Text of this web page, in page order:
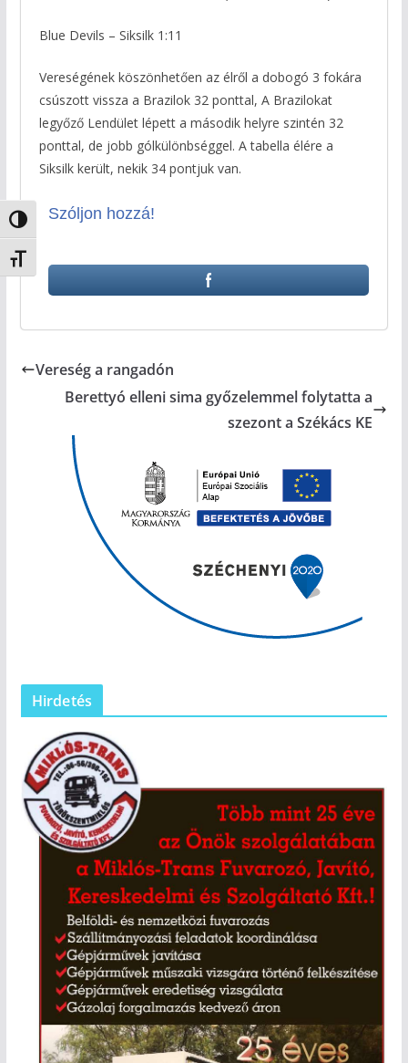
Nagy kontraszt váltása
Betűméret váltása
Blue Devils – Siksilk 1:11
Vereségének köszönhetően az élről a dobogó 3 fokára
csúszott vissza a Brazilok 32 ponttal, A Brazilokat
legyőző Lendület lépett a második helyre szintén 32
ponttal, de jobb gólkülönbséggel. A tabella élére a
Siksilk került, nekik 34 pontjuk van.
Szóljon hozzá!
Vereség a rangadón
Berettyó elleni sima győzelemmel folytatta a
szezont a Székács KE
Hirdetés